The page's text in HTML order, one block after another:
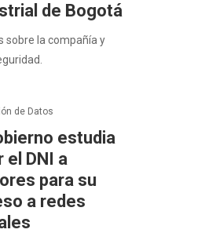
de Bogotá
sobre la compañía y
de Datos
estudia
el DNI a
para su
a redes